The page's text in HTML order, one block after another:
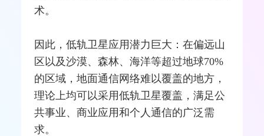
术。
因此，低轨卫星应用潜力巨大：在偏远山
区以及沙漠、森林、海洋等超过地球70%
的区域，地面通信网络难以覆盖的地方，
理论上均可以采用低轨卫星覆盖，满足公
共事业、商业应用和个人通信的广泛需
求。